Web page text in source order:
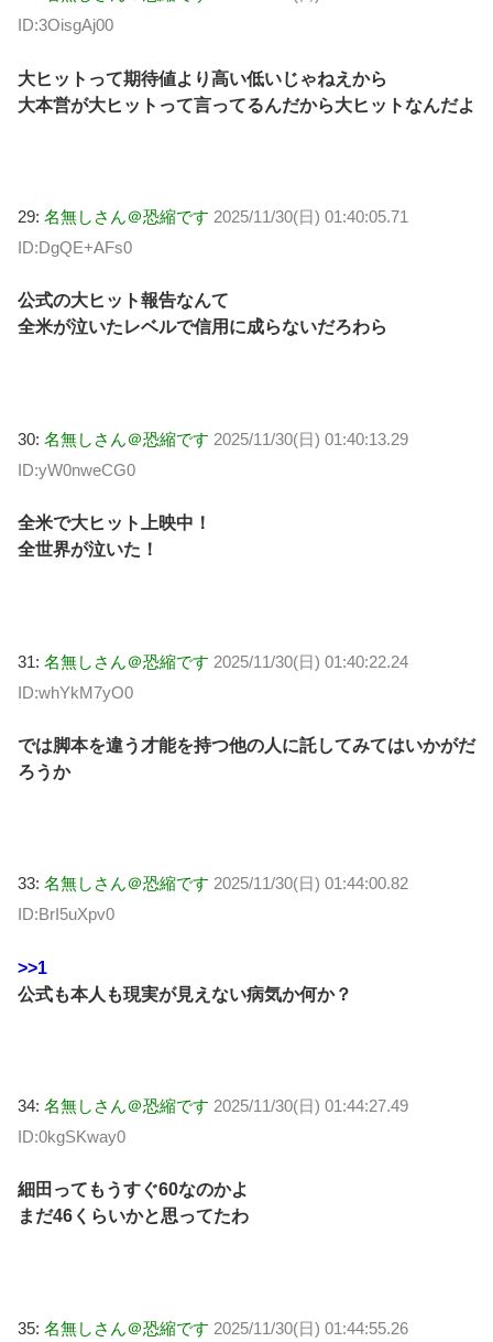
ID:3OisgAj00
大ヒットって期待値より高い低いじゃねえから
大本営が大ヒットって言ってるんだから大ヒットなんだよ
29: 名無しさん＠恐縮です 2025/11/30(日) 01:40:05.71
ID:DgQE+AFs0
公式の大ヒット報告なんて
全米が泣いたレベルで信用に成らないだろわら
30: 名無しさん＠恐縮です 2025/11/30(日) 01:40:13.29
ID:yW0nweCG0
全米で大ヒット上映中！
全世界が泣いた！
31: 名無しさん＠恐縮です 2025/11/30(日) 01:40:22.24
ID:whYkM7yO0
では脚本を違う才能を持つ他の人に託してみてはいかがだ
ろうか
33: 名無しさん＠恐縮です 2025/11/30(日) 01:44:00.82
ID:BrI5uXpv0
>>1
公式も本人も現実が見えない病気か何か？
34: 名無しさん＠恐縮です 2025/11/30(日) 01:44:27.49
ID:0kgSKway0
細田ってもうすぐ60なのかよ
まだ46くらいかと思ってたわ
35: 名無しさん＠恐縮です 2025/11/30(日) 01:44:55.26